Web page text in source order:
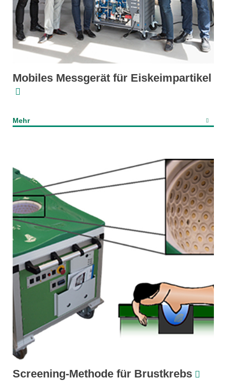
Mobiles Messgerät für Eiskeimpartikel
Mehr
Screening-Methode für Brustkrebs